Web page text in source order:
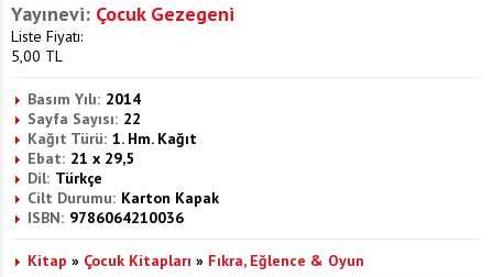
Yayınevi: Çocuk Gezegeni
Liste Fiyatı:
5,00 TL
Basım Yılı: 2014
Sayfa Sayısı: 22
Kağıt Türü: 1. Hm. Kağıt
Ebat: 21 x 29,5
Dil: Türkçe
Cilt Durumu: Karton Kapak
ISBN: 9786064210036
Kitap » Çocuk Kitapları » Fıkra, Eğlence & Oyun